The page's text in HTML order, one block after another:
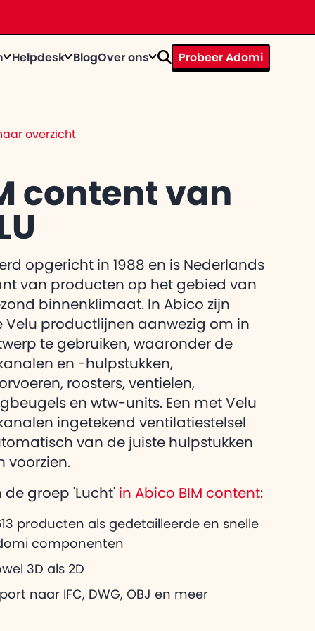
Helpdesk
de
over Adomi
voor
BlogOver ons
bij
knallen?
Probeer Adomi
overzicht
content van
opgericht in 1988 en is Nederlands
van producten op het gebied van
binnenklimaat. In Abico zijn
Velu productlijnen aanwezig om in
te gebruiken, waaronder de
en -hulpstukken,
roosters, ventielen,
en wtw-units. Een met Velu
ingetekend ventilatiestelsel
van de juiste hulpstukken
voorzien.
de groep 'Lucht' in Abico BIM content:
producten als gedetailleerde en snelle
componenten
3D als 2D
naar IFC, DWG, OBJ en meer